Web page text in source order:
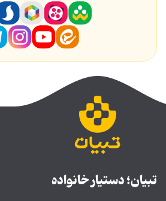
تبیان؛ دستیار خانواده